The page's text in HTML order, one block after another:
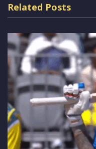
Related Posts